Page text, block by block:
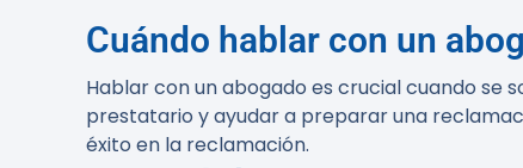
Cuándo hablar con un
Hablar con un abogado es crucial cuando se
prestatario y ayudar a preparar una
éxito en la reclamación.